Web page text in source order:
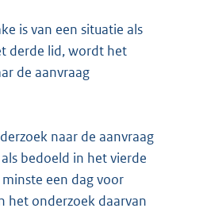
is van een situatie als
derde lid, wordt het
de aanvraag
naar de aanvraag
bedoeld in het vierde
een dag voor
het onderzoek daarvan